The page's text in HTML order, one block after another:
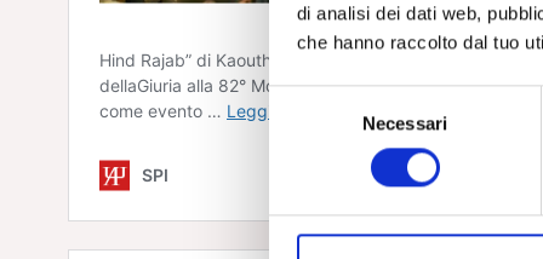
di analisi dei dati web,
che hanno raccolto dal tuo
S
z
Necessari